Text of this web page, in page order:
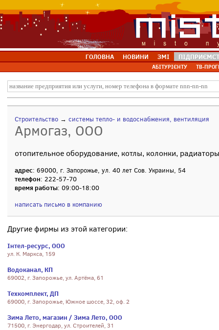
ГОЛОВНА НОВИНИ ЗМІ
АБІТУРІЄНТУ ТВ-
Строительство → системы тепло- и водоснабжения, вентиляция
Армогаз, ООО
отопительное оборудование, котлы, колонки, радиаторы
адрес: 69000, г. Запорожье, ул. 40 лет Сов. Украины, 54
телефон: 222-57-70
время работы: 09:00-18:00
написать письмо в компанию
Другие фирмы из этой категории:
Інтел-ресурс, ООО
ул. К. Маркса, 159
Водоканал, КП
69002, г. Запорожье, ул. Артёма, 61
Техкомплект, ДП
69000, г. Запорожье, Южное шоссе, 32, оф. 2
Зима Лето, магазин / Зима Лето, ООО
71500, г. Энергодар, ул. Строителей, 31